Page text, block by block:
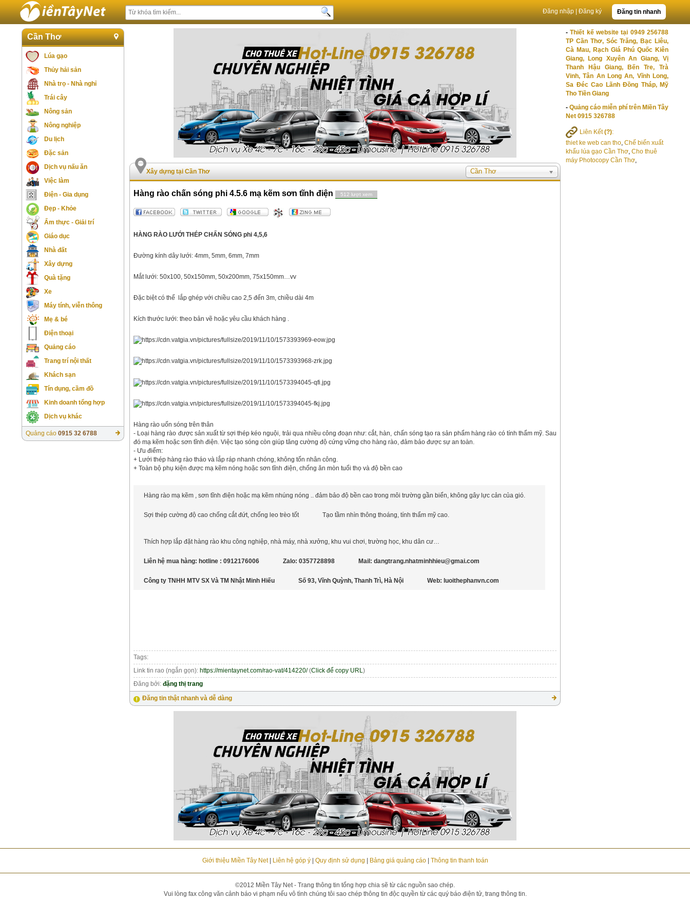
Đăng tin nhanh
Đăng nhập Đăng ký
Cần Thơ
Lúa gạo
Thủy hải sản
Nhà trọ - Nhà nghỉ
Trái cây
Nông sản
Nông nghiệp
Du lịch
Đặc sản
Dịch vụ nấu ăn
Việc làm
Điện - Gia dụng
Đẹp - Khỏe
Ẩm thực - Giải trí
Giáo dục
Nhà đất
Xây dựng
Quà tặng
Xe
Máy tính, viễn thông
Mẹ & bé
Điện thoại
Quảng cáo
Trang trí nội thất
Khách sạn
Tín dụng, cầm đồ
Kinh doanh tổng hợp
Dịch vụ khác
Quảng cáo 0915 32 6788
-Thiết kế website tại 0949 256788
TP Cần Thơ, Sóc Trăng, Bạc Liêu,
Cà Mau, Rạch Giá Phú Quốc Kiên
Giang, Long Xuyên An Giang, Vị
Thanh Hậu Giang, Bến Tre, Trà
Vinh, Tân An Long An, Vĩnh Long,
Sa Đéc Cao Lãnh Đồng Tháp, Mỹ
Tho Tiền Giang
-Quảng cáo miễn phí trên Miền Tây
Net 0915 326788
Liên Kết(?):
thiet ke web can tho, Chế biến xuất
khẩu lúa gạo Cần Thơ, Cho thuê
máy Photocopy Cần Thơ,
Xây dựng tại Cần Thơ
Cần Thơ
Hàng rào chấn sóng phi 4.5.6 mạ kẽm sơn tĩnh điện 512 lượt xem
HÀNG RÀO LƯỚI THÉP CHẤN SÓNG phi 4,5,6
Đường kính dây lưới: 4mm, 5mm, 6mm, 7mm
Mắt lưới: 50x100, 50x150mm, 50x200mm, 75x150mm…vv
Đặc biệt có thể lắp ghép với chiều cao 2,5 đến 3m, chiều dài 4m
Kích thước lưới: theo bản vẽ hoặc yêu cầu khách hàng .
Hàng rào uốn sóng trên thân
- Loại hàng rào được sản xuất từ sợi thép kéo nguội, trải qua nhiều công đoạn như: cắt, hàn, chấn sóng tạo ra sản phẩm hàng rào có tính thẩm mỹ. Sau
đó mạ kẽm hoặc sơn tĩnh điện. Việc tạo sóng còn giúp tăng cường độ cứng vững cho hàng rào, đảm bảo được sự an toàn.
- Ưu điểm:
+ Lưới thép hàng rào tháo và lắp ráp nhanh chóng, không tốn nhân công.
+ Toàn bộ phụ kiện được mạ kẽm nóng hoặc sơn tĩnh điện, chống ăn mòn tuổi thọ và độ bền cao
Hàng rào mạ kẽm , sơn tĩnh điện hoặc mạ kẽm nhúng nóng .. đảm bảo độ bền cao trong môi trường gần biển, không gây lực cản của gió.
Sợi thép cường độ cao chống cắt đứt, chống leo trèo tốt Tạo tầm nhìn thông thoáng, tính thẩm mỹ cao.
Thích hợp lắp đặt hàng rào khu công nghiệp, nhà máy, nhà xưởng, khu vui chơi, trường học, khu dân cư…
Liên hệ mua hàng: hotline : 0912176006 Zalo: 0357728898 Mail: dangtrang.nhatminhhieu@gmai.com
Công ty TNHH MTV SX Và TM Nhật Minh Hiếu Số 93, Vĩnh Quỳnh, Thanh Trì, Hà Nội Web: luoithephanvn.com
Tags:
Link tin rao (ngắn gọn): https://mientaynet.com/rao-vat/414220/(Click để copy URL)
Đăng bởi: đặng thị trang
Đăng tin thật nhanh và dễ dàng
Giới thiệu Miền Tây Net| Liên hệ góp ý| Quy định sử dụng | Bảng giá quảng cáo| Thông tin thanh toán
©2012 Miền Tây Net - Trang thông tin tổng hợp chia sẽ từ các nguồn sao chép.
Vui lòng fax công văn cảnh báo vi phạm nếu vô tình chúng tôi sao chép thông tin độc quyền từ các quý báo điện tử, trang thông tin.